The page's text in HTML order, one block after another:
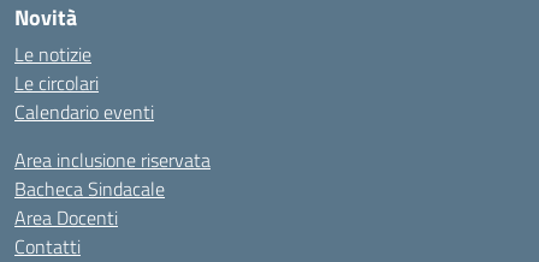
Novità
Le notizie
Le circolari
Calendario eventi
Area inclusione riservata
Bacheca Sindacale
Area Docenti
Contatti